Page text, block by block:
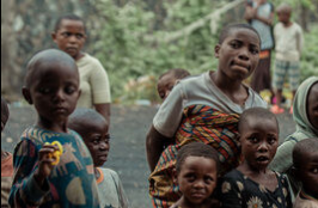
Zum Hauptinhalt springen
Erklärung zur Barrierefreiheit